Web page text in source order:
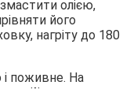
олією,
його
нагріту до 180
і поживне. На